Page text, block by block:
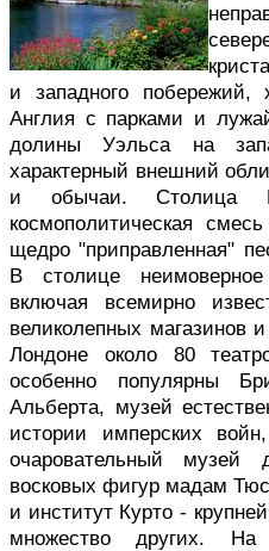
и западного побережий,
Англия с парками и
долины Уэльса на
характерный внешний
и обычаи. Столица
космополитическая
щедро "приправленная"
В столице неимоверное
включая всемирно
великолепных магазинов
Лондоне около 80
особенно популярны
Альберта, музей
истории имперских
очаровательный музей
восковых фигур мадам
и институт Курто -
множество других.